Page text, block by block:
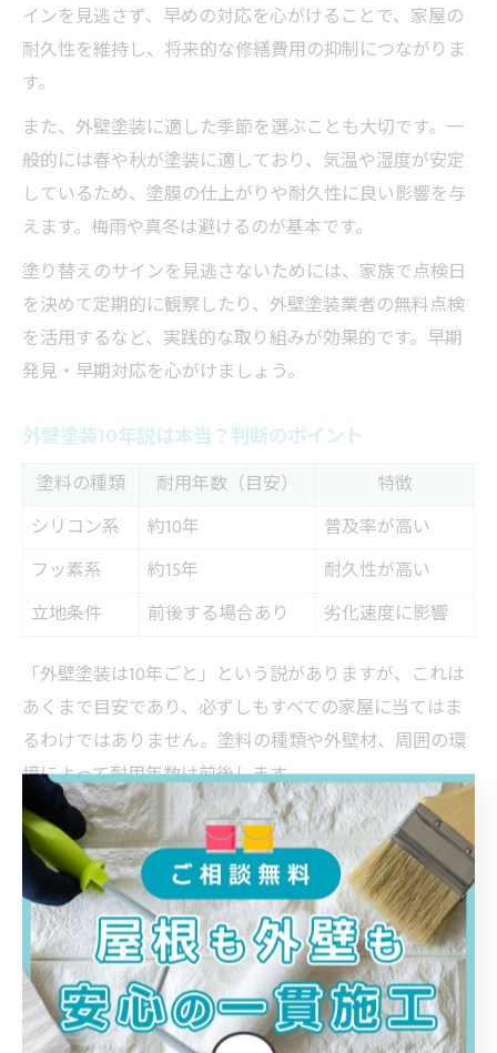
インを見逃さず、早めの対応を心がけることで、家屋の
耐久性を維持し、将来的な修繕費用の抑制につながりま
す。
また、外壁塗装に適した季節を選ぶことも大切です。一
般的には春や秋が塗装に適しており、気温や湿度が安定
しているため、塗膜の仕上がりや耐久性に良い影響を与
えます。梅雨や真冬は避けるのが基本です。
塗り替えのサインを見逃さないためには、家族で点検日
を決めて定期的に観察したり、外壁塗装業者の無料点検
を活用するなど、実践的な取り組みが効果的です。早期
発見・早期対応を心がけましょう。
外壁塗装10年説は本当？判断のポイント
塗料の種類 耐用年数（目安）
特徴
シリコン系
約10年
普及率が高い
フッ素系
約15年
耐久性が高い
立地条件
前後する場合あり 劣化速度に影響
「外壁塗装は10年ごと」という説がありますが、これは
あくまで目安であり、必ずしもすべての家屋に当てはま
るわけではありません。塗料の種類や外壁材、周囲の環
境によって耐用年数は前後します。
例えば、シリコン系塗料は10年程度、フッ素系塗料は15
年程度の耐用年数とされますが、強い日差しや雨風にさ
らされる立地では、想定よりも早く劣化が進むこともあ
ります。実際には、年数よりも外壁の劣化サインを重視
して判断することが重要です。
外壁塗装の「10年説」だけに頼らず、定期的な点検や専
門業者のアドバイスを受けることで、最適な塗り替えタ